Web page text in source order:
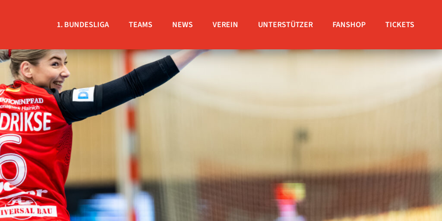
1. BUNDESLIGA TEAMS NEWS VEREIN UNTERSTÜTZER FANSHOP TICKETS